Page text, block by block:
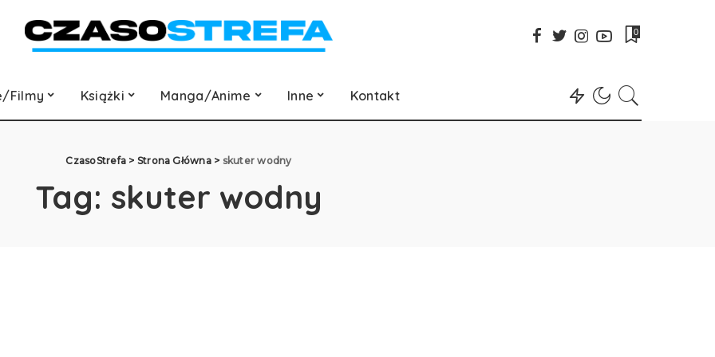
0
Filmy Książki Manga/Anime Inne Kontakt
CzasoStrefa > Strona Główna> skuter wodny
Tag: skuter wodny